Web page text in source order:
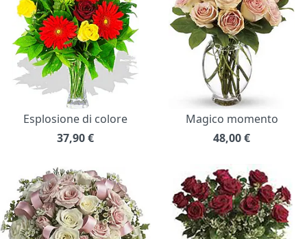
Esplosione di colore
37,90€
Magico momento
48,00€